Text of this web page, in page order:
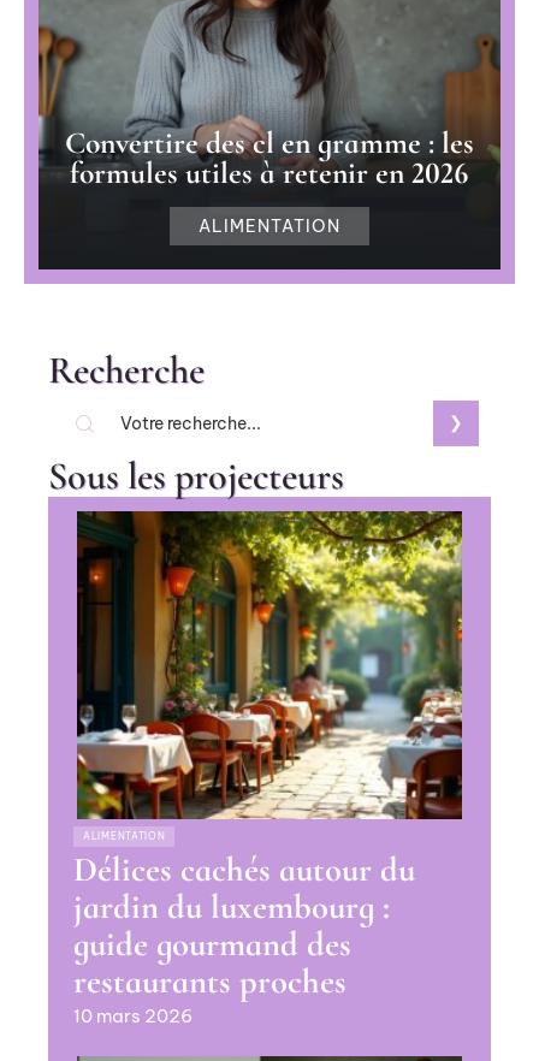
Convertire des cl en gramme : les
formules utiles à retenir en 2026
ALIMENTATION
Recherche
Sous les projecteurs
ALIMENTATION
Délices cachés autour du
jardin du luxembourg :
guide gourmand des
restaurants proches
10 mars 2026